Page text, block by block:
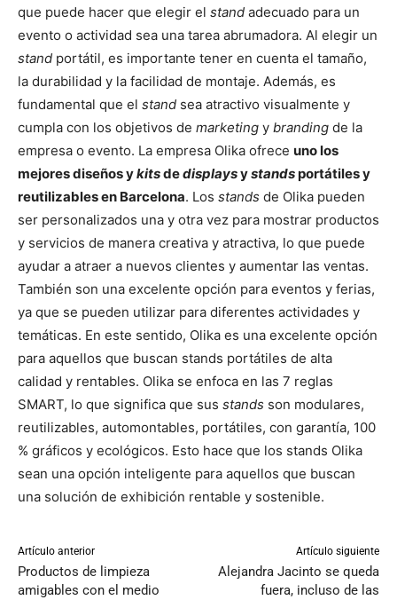
que puede hacer que elegir el stand adecuado para un
evento o actividad sea una tarea abrumadora. Al elegir un
stand portátil, es importante tener en cuenta el tamaño,
la durabilidad y la facilidad de montaje. Además, es
fundamental que el stand sea atractivo visualmente y
cumpla con los objetivos de marketing y branding de la
empresa o evento. La empresa Olika ofrece uno los
mejores diseños ykitsdedisplaysystandsportátiles y
reutilizables en Barcelona. Los stands de Olika pueden
ser personalizados una y otra vez para mostrar productos
y servicios de manera creativa y atractiva, lo que puede
ayudar a atraer a nuevos clientes y aumentar las ventas.
También son una excelente opción para eventos y ferias,
ya que se pueden utilizar para diferentes actividades y
temáticas. En este sentido, Olika es una excelente opción
para aquellos que buscan stands portátiles de alta
calidad y rentables. Olika se enfoca en las 7 reglas
SMART, lo que significa que sus stands son modulares,
reutilizables, automontables, portátiles, con garantía, 100
% gráficos y ecológicos. Esto hace que los stands Olika
sean una opción inteligente para aquellos que buscan
una solución de exhibición rentable y sostenible.
Artículo anterior
Productos de limpieza
amigables con el medio
Artículo siguiente
Alejandra Jacinto se queda
fuera, incluso de las